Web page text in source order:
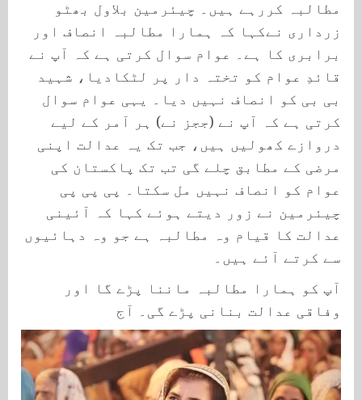
مطالبہ کررہے ہیں۔ چیئرمین بلاول بھٹو
زرداری نےکہا کہ ہمارا مطالبہ انصاف اور
برابری کا ہے۔ عوام سوال کرتی ہے کہ آپ نے
قائدِ عوام کو تختہ دار پر لٹکادیا، شہید
بی بی کو انصاف نہیں دیا۔ یہی عوام سوال
کرتی ہے کہ آپ نے (ججز نے) ہر آمر کے لیے
دروازے کھولیں ہیں، جب تک یہ عدالت اپنی
مرضی کے مطابق چلے گی تب تک پاکستان کی
عوام کو انصاف نہیں مل سکتا۔ پی پی پی
چیئرمین نے زور دیتے ہوئے کہا کہ آئینی
عدالت کا قیام وہ مطالبہ ہے جو وہ دہائیوں
سے کرتے آئے ہیں۔
آپ کو ہمارا مطالبہ ماننا پڑے گا اور
وفاقی عدالت بنانی پڑے گی۔ آج